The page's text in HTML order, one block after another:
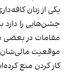
یکی از زنان
جشن‌هایی را دارد
مقامات در بعضی
موقعیت مالی‌شان -
کار کردن منع